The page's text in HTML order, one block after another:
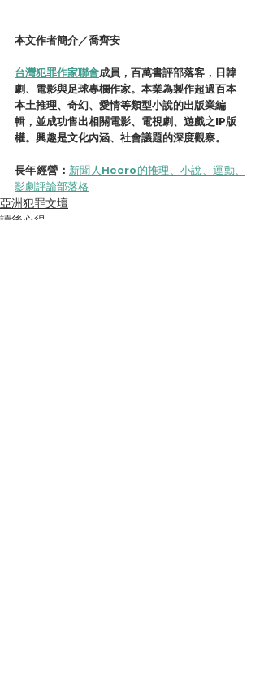
本文作者簡介／喬齊安
台灣犯罪作家聯會成員，百萬書評部落客，日韓
劇、電影與足球專欄作家。本業為製作超過百本
本土推理、奇幻、愛情等類型小說的出版業編
輯，並成功售出相關電影、電視劇、遊戲之IP版
權。興趣是文化內涵、社會議題的深度觀察。
長年經營： 新聞人Heero的推理、小說、運動、
影劇評論部落格
亞洲犯罪文壇
讀後心得